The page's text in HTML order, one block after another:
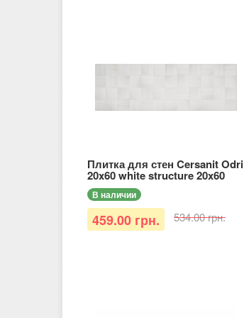
Плитка для стен Cersanit Odri
20x60 white structure 20x60
В наличии
459.00 грн. 534.00 грн.